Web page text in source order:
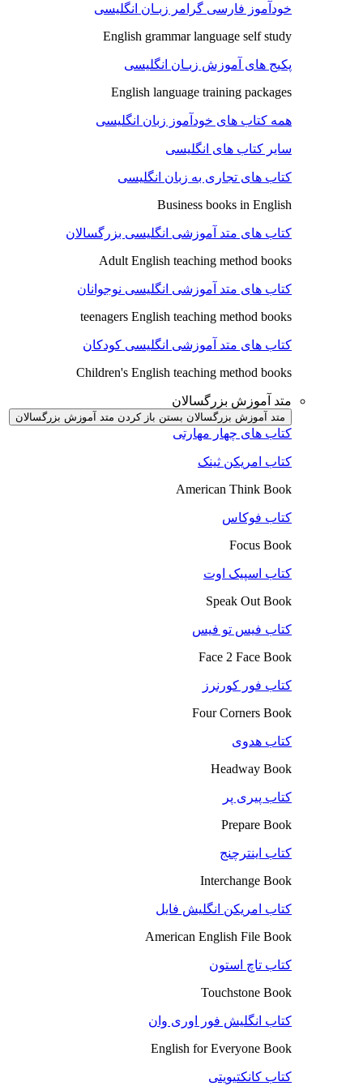
خودآموز فارسی گرامر زبـان انگلیسی
English grammar language self study
پکیج های آموزش زبـان انگلیسی
English language training packages
همه کتاب های خودآموز زبان انگلیسی
سایر کتاب های انگلیسی
کتاب های تجاری به زبان انگلیسی
Business books in English
کتاب های متد آموزشی انگلیسی بزرگسالان
Adult English teaching method books
کتاب های متد آموزشی انگلیسی نوجوانان
teenagers English teaching method books
کتاب های متد آموزشی انگلیسی کودکان
Children's English teaching method books
متد آموزش بزرگسالان
متد آموزش بزرگسالان بستن باز کردن متد آموزش بزرگسالان
کتاب های چهار مهارتی
کتاب امریکن ثینک
American Think Book
کتاب فوکاس
Focus Book
کتاب اسپیک اوت
Speak Out Book
کتاب فیس تو فیس
Face 2 Face Book
کتاب فور کورنرز
Four Corners Book
کتاب هدوی
Headway Book
کتاب پیری پر
Prepare Book
کتاب اینترچنج
Interchange Book
کتاب امریکن انگلیش فایل
American English File Book
کتاب تاچ استون
Touchstone Book
کتاب انگلیش فور اوری وان
English for Everyone Book
کتاب کانکتیویتی